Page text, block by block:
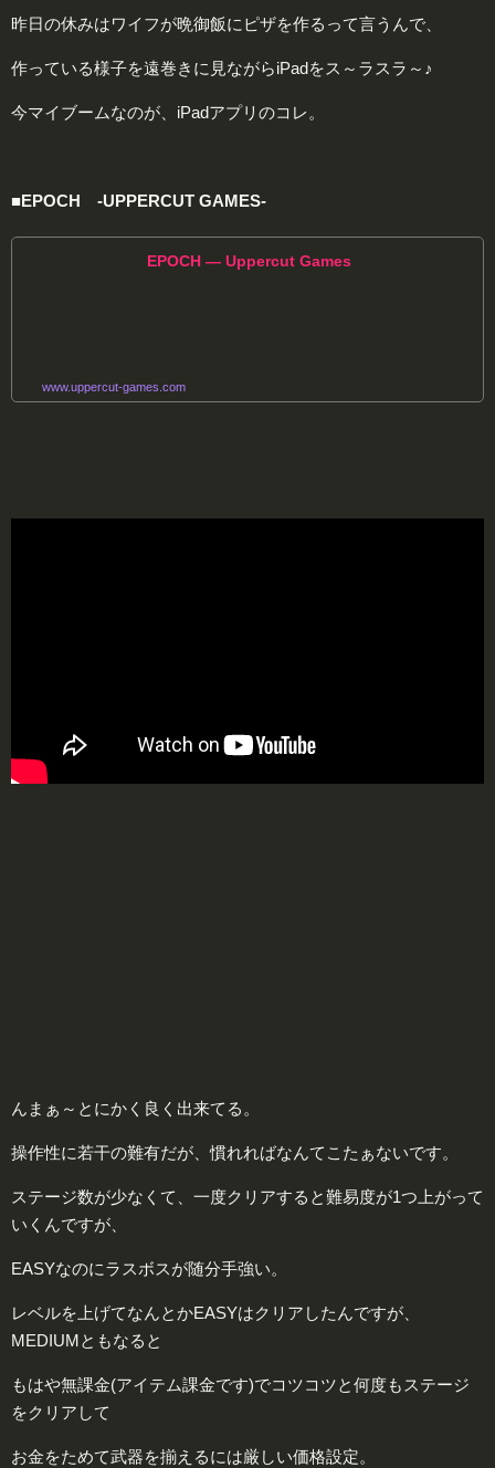
昨日の休みはワイフが晩御飯にピザを作るって言うんで、
作っている様子を遠巻きに見ながらiPadをス～ラスラ～♪
今マイブームなのが、iPadアプリのコレ。
■EPOCH -UPPERCUT GAMES-
EPOCH — Uppercut Games
www.uppercut-games.com
んまぁ～とにかく良く出来てる。
操作性に若干の難有だが、慣れればなんてこたぁないです。
ステージ数が少なくて、一度クリアすると難易度が1つ上がって
いくんですが、
EASYなのにラスボスが随分手強い。
レベルを上げてなんとかEASYはクリアしたんですが、
MEDIUMともなると
もはや無課金(アイテム課金です)でコツコツと何度もステージ
をクリアして
お金をためて武器を揃えるには厳しい価格設定。